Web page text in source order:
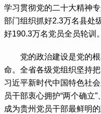
学习贯彻党的二十大精神
部门组织抓好2.3万名县处
好190.3万名党员全员轮训。
党的政治建设是党的根
命。全省各级党组织坚持
习近平新时代中国特色社
员干部衷心拥护“两个确立
成为贵州党员干部最鲜明